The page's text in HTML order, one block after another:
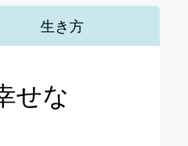
生き方
せな